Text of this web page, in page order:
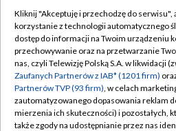
TVP
Abonament TVP
Emisja w TVP
Centrum informacji TVP
Naziemna Telewizja Cyfrowa
Regulamin
Polityka
Moje
Pomoc
Kliknij "Akceptuję i przechodzę do serwisu",
korzystanie z technologii automatycznego
dostęp do informacji na Twoim urządzeniu
przechowywanie oraz na przetwarzanie
nas, czyli Telewizję Polską S.A. w likwidacji
Zaufanych Partnerów z IAB* (1201 firm)
Partnerów TVP (93 firm), w celach
zautomatyzowanego dopasowania reklam
mierzenia ich skuteczności) i pozostałych,
także zgody na udostępnianie przez nas